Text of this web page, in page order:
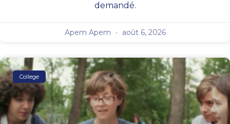
demandé.
Apem Apem août 6, 2026
College